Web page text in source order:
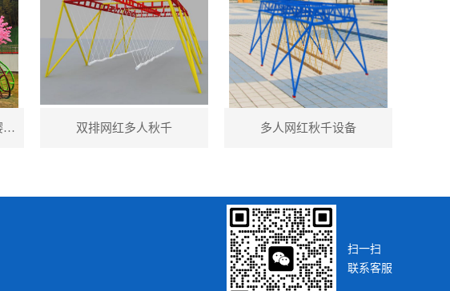
网红旋转许愿树/景区大型樱花树秋千/吊篮多人旋转秋千 双排网红多人秋千 多人网红秋千设备
扫一扫
联系客服